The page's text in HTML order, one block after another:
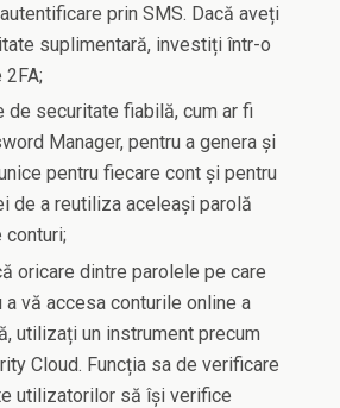
prin SMS. Dacă aveți
suplimentară, investiți într-o
2FA;
securitate fiabilă, cum ar fi
Manager, pentru a genera și
pentru fiecare cont și pentru
de a reutiliza aceleași parolă
conturi;
oricare dintre parolele pe care
vă accesa conturile online a
utilizați un instrument precum
Cloud. Funcția sa de verificare
utilizatorilor să își verifice